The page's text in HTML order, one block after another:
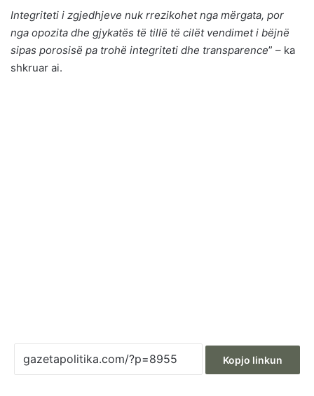
Integriteti i zgjedhjeve nuk rrezikohet nga mërgata, por
nga opozita dhe gjykatës të tillë të cilët vendimet i bëjnë
sipas porosisë pa trohë integriteti dhe transparence” – ka
shkruar ai.
Kopjo linkun